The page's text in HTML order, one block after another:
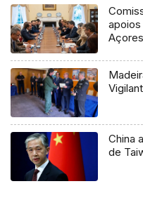
China
de